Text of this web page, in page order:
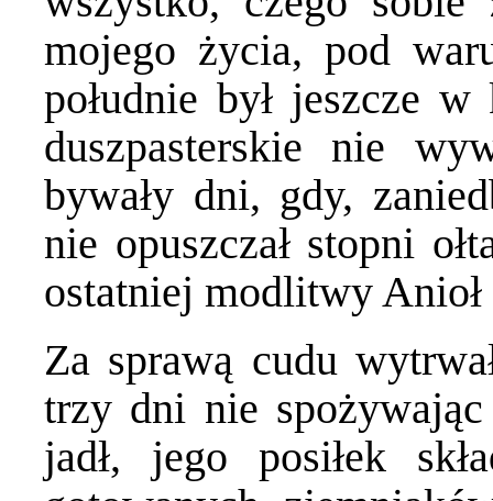
mojego życia, pod
południe był jeszcze
duszpasterskie nie
bywały dni, gdy,
nie opuszczał stopni
ostatniej modlitwy Anioł
Za sprawą cudu
trzy dni nie
jadł, jego posiłek